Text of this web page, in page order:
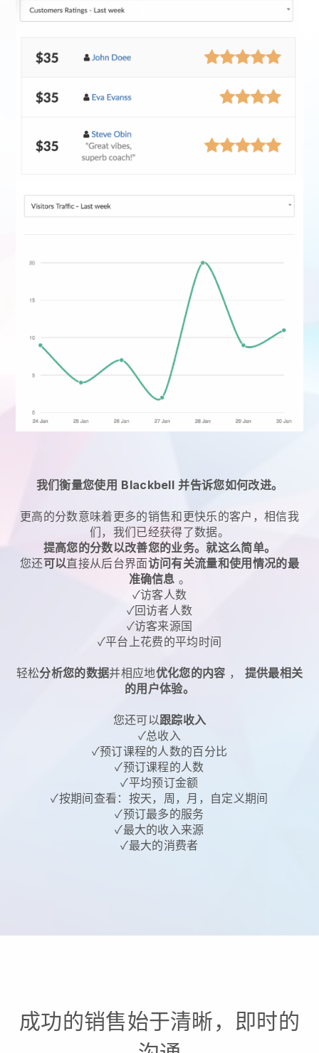
我们衡量您使用 Blackbell 并告诉您如何改进。
更高的分数意味着更多的销售和更快乐的客户，相信我
们，我们已经获得了数据。
提高您的分数以改善您的业务。就这么简单。
您还可以直接从后台界面访问有关流量和使用情况的最
准确信息 。
✓访客人数
✓回访者人数
✓访客来源国
✓平台上花费的平均时间
轻松分析您的数据并相应地优化您的内容 ， 提供最相关
的用户体验。
您还可以跟踪收入
✓总收入
✓预订课程的人数的百分比
✓预订课程的人数
✓平均预订金额
✓按期间查看：按天，周，月，自定义期间
✓预订最多的服务
✓最大的收入来源
✓最大的消费者
成功的销售始于清晰，即时的